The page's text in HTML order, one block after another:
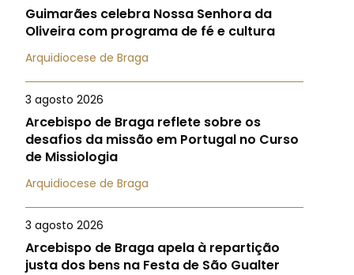
Guimarães celebra Nossa Senhora da
Oliveira com programa de fé e cultura
Arquidiocese de Braga
3 agosto 2026
Arcebispo de Braga reflete sobre os
desafios da missão em Portugal no Curso
de Missiologia
Arquidiocese de Braga
3 agosto 2026
Arcebispo de Braga apela à repartição
justa dos bens na Festa de São Gualter